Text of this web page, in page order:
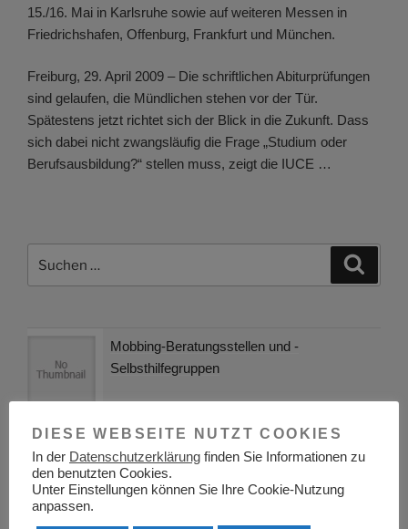
15./16. Mai in Karlsruhe sowie auf weiteren Messen in
Friedrichshafen, Offenburg, Frankfurt und München.
Freiburg, 29. April 2009 – Die schriftlichen Abiturprüfungen
sind gelaufen, die Mündlichen stehen vor der Tür.
Spätestens jetzt richtet sich der Blick in die Zukunft. Dass
sich dabei nicht zwangsläufig die Frage „Studium oder
Berufsausbildung?“ stellen muss, zeigt die IUCE …
nach:
Mobbing-Beratungsstellen und -
Selbsthilfegruppen
Aggressionstheorien eine komplexe
menschliche Reaktion: Ursachen, Formen
und Folgen
DIESE WEBSEITE NUTZT COOKIES
In der Datenschutzerklärung finden Sie Informationen zu
den benutzten Cookies.
Unter Einstellungen können Sie Ihre Cookie-Nutzung
anpassen.